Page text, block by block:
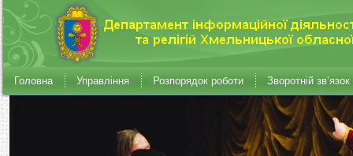
Головна Управління Розпорядок роботи Зворотній зв’язок